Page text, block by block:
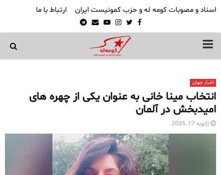
اسناد و مصوبات کومه له و حزب کمونیست ایران ارتباط با ما
Facebook
Twitter
Instagram
Youtube
Email
Telegram
PRIMARY
اخبار جهان
انتخاب مینا خانی به عنوان یکی از چهره های
امیدبخش در آلمان
ژانویه 17, 2025